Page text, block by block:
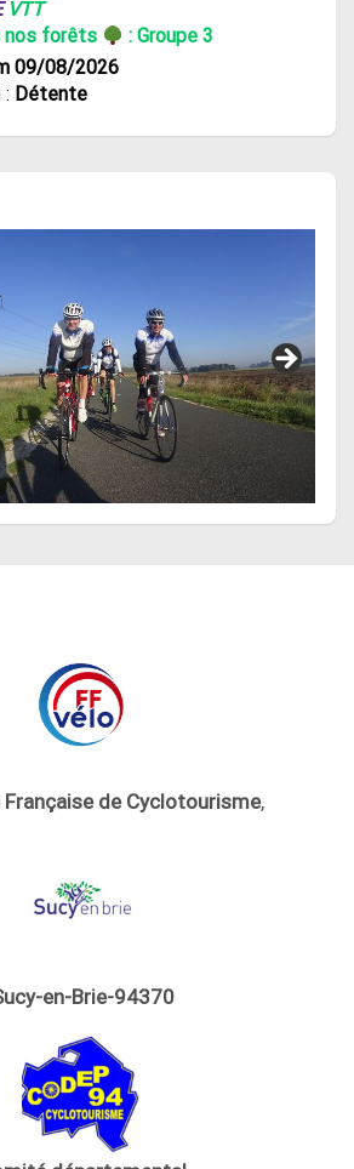
VTT
nos forêts
: Groupe 3
09/08/2026
Détente
de Cyclotourisme,
en-Brie-94370